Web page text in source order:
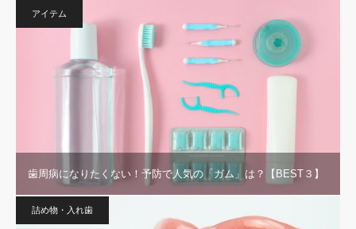
アイテム
歯周病になりたくない！予防で人気の「ガム」は？【BEST３】
詰め物・入れ歯